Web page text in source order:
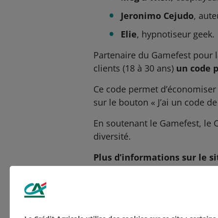
Jeronimo Cejudo,
Elie, hypnotiseur geek.
Partenaire du Gamefest pour
clients (18 à 30 ans) un code
Ce code permet
sur le bouton « J’ai un code
En soutenant le Gamefest, le
diversité.
Plus d’informations sur le